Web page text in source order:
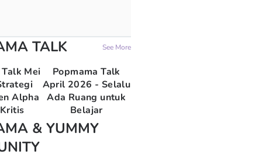
TALK See More
Mei
Alpha
Popmama Talk
April 2026 - Selalu
Ada Ruang untuk
Belajar
& YUMMY